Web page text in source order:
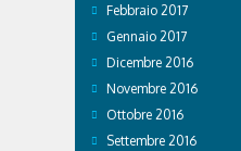
Febbraio 2017
Gennaio 2017
Dicembre 2016
Novembre 2016
Ottobre 2016
Settembre 2016